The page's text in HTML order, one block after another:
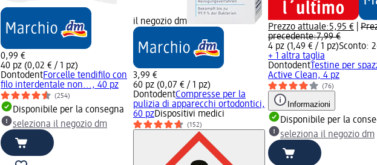
0,99 €
40 pz (0,02 € / 1 pz)
DontodentForcelle tendifilo con
filo interdentale non..., 40 pz
(254)
Disponibile per la consegna
seleziona il negozio dm
il negozio dm
3,99 €
60 pz (0,07 € / 1 pz)
DontodentCompresse per la
pulizia di apparecchi ortodontici,
60 pzDispositivi medici
(152)
Prezzo attuale:5,95 €
precedente:7,99 €
4 pz (1,49 € / 1 pz)Sconto:
+ 1 altra taglia
Dontodent Testine per
Active Clean, 4 pz
(76)
Informazioni
Disponibile per la
seleziona il negozio dm